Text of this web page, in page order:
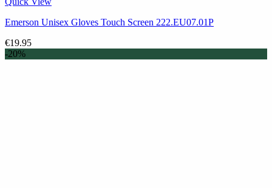
Emerson Unisex Gloves Touch Screen 222.EU07.01P
€19.95
-20%